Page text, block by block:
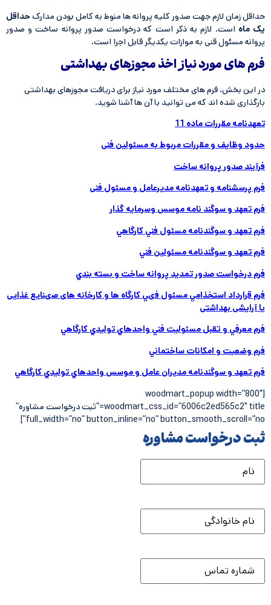
حداقل زمان لازم جهت صدور کلیه پروانه ها منوط به کامل بودن مدارکحداقل
یک ماهاست. لازم به ذکر است که درخواست صدور پروانه ساخت و صدور
پروانه مسئول قنی به موازات یکدیگر قابل اجرا است.
فرم های مورد نیاز اخذ مجوزهای بهداشتی
در این بخش، فرم های مختلف مورد نیاز برای دریافت مجوزهای بهداشتی
بارگذاری شده اند که می توانید با آن ها آشنا شوید.
تعهدنامه مقررات ماده 11
حدود وظايف و مقررات مربوط به مسئولين فنی
فرآیند صدور پروانه ساخت
فرم پرسشنامه و تعهدنامه مديرعامل و مسئول فنی
فرم تعهد و سوگند نامه موسس وسرمایه گذار
فرم تعهد و سوگندنامه مسئول فني كارگاهي
فرم تعهد و سوگندنامه مسئولين فني
فرم درخواست صدور تمديد پروانه ساخت و بسته بندي
فرم قرارداد استخذامي مسئول فىي كارگاه ها و کارخانه های صىنایع غذایی
یا آرایشی بهداشتی
فرم معرفي و تقبل مسئوليت فني واحدهاي توليدي كارگاهي
فرم وضعيت و امكانات ساختماني
فرم تعهد و سوگندنامه مديران عامل و موسس واحدهاي توليدي كارگاهي
[woodmart_popup width=”800″
woodmart_css_id=”6006c2ed565c2″ title=”ثبت درخواست مشاوره”
full_width=”no” button_inline=”no” button_smooth_scroll=”no”]
ثبت درخواست مشاوره